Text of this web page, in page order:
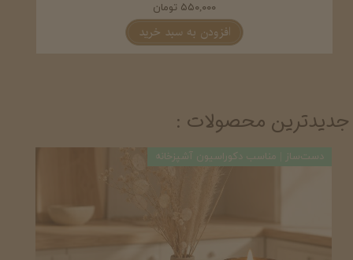
۵۵۰,۰۰۰ تومان
افزودن به سبد خرید
دست‌ساز | مناسب دکوراسیون آشپزخانه
جدیدترین محصولات :